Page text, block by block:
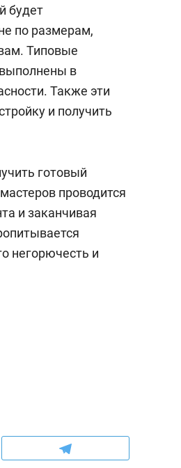
будет
по размерам,
Типовые
в
Также эти
и получить
готовый
проводится
и заканчивая
негорючесть и